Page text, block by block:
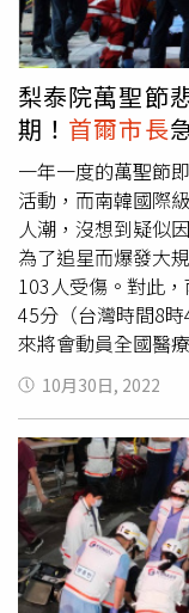
「為人民安全與生
諾，事件中受傷的
韓國人相同的醫療
目前尹錫悅已經掌
112緊急救難電話其
廳的忽視。而在事
忽求救電話一事。
統非常憤怒，甚至
警察廳」的想法。
警察廳在此事件中
事發生於10月29日
分、8時9分、9時7
民眾致電112緊急
制，許多民眾卡死
已經有部屬警力」
梨泰院萬聖節
期！ 首爾市長
一年一度的萬聖節
活動，而南韓國際
人潮，沒想到疑似
為了追星而爆發大
103人受傷。對此
45分（台灣時間8
來將會動員全國醫
將盡快調查事發原
／美聯社）綜合韓
潮，沒想到卻在29
小巷中爆出大規模
以看到現場猶如「
歲的女性居多。由
醫護人員嚴重短缺
起協助患者進行心
對罹難者表示哀悼
10月30日, 2022